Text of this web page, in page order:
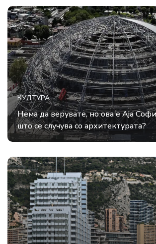
КУЛТУРА
Нема да верувате, но ова е Аја
што се случува со архитектурата?